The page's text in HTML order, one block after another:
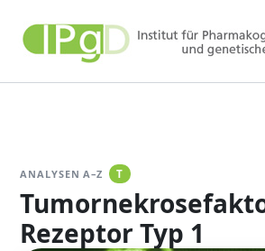
Inhalt
springen
ANALYSEN A–Z T
Rezeptor Typ 1